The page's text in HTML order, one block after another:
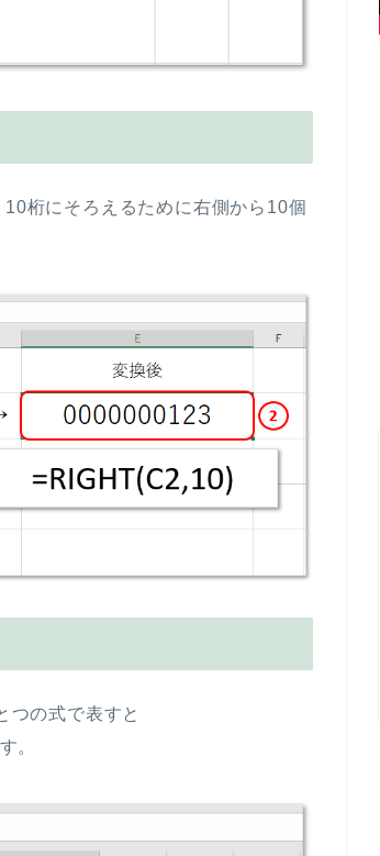
桁にそろえるために右側から10個
の式で表すと
。